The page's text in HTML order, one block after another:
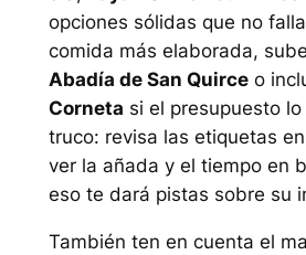
opciones sólidas que no
comida más elaborada,
Abadía de San Quirceo
Corneta si el presupuesto
truco: revisa las etiquetas
ver la añada y el tiempo en
eso te dará pistas sobre su
También ten en cuenta el